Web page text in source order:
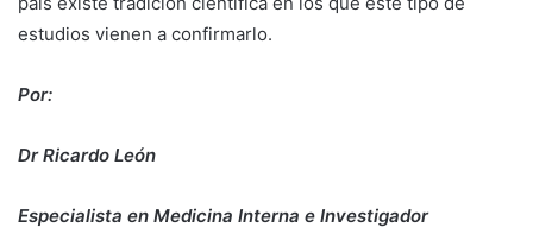
estudios vienen a confirmarlo.
Por:
Dr Ricardo León
Especialista en Medicina Interna e Investigador